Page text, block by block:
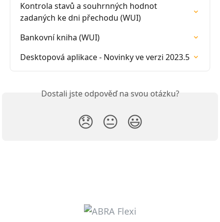
Kontrola stavů a souhrnných hodnot
zadaných ke dni přechodu (WUI)
Bankovní kniha (WUI)
Desktopová aplikace - Novinky ve verzi 2023.5
Dostali jste odpověď na svou otázku?
😞 😐 😃